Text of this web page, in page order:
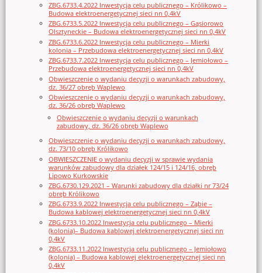
ZBG.6733.4.2022 Inwestycja celu publicznego – Królikowo –
Budowa elektroenergetycznej sieci nn 0,4kV
ZBG.6733.5.2022 Inwestycja celu publicznego – Gąsiorowo
Olsztyneckie – Budowa elektroenergetycznej sieci nn 0,4kV
ZBG.6733.6.2022 Inwestycja celu publicznego – Mierki
kolonia – Przebudowa elektroenergetycznej sieci nn 0,4kV
ZBG.6733.7.2022 Inwestycja celu publicznego – Jemiołowo –
Przebudowa elektroenergetycznej sieci nn 0,4kV
Obwieszczenie o wydaniu decyzji o warunkach zabudowy,
dz. 36/27 obręb Waplewo
Obwieszczenie o wydaniu decyzji o warunkach zabudowy,
dz. 36/26 obręb Waplewo
Obwieszczenie o wydaniu decyzji o warunkach
zabudowy, dz. 36/26 obręb Waplewo
Obwieszczenie o wydaniu decyzji o warunkach zabudowy,
dz. 73/10 obręb Królikowo
OBWIESZCZENIE o wydaniu decyzji w sprawie wydania
warunków zabudowy dla działek 124/15 i 124/16, obręb
Lipowo Kurkowskie
ZBG.6730.129.2021 – Warunki zabudowy dla działki nr 73/24
obręb Królikowo
ZBG.6733.9.2022 Inwestycja celu publicznego – Ząbie –
Budowa kablowej elektroenergetycznej sieci nn 0,4kV
ZBG.6733.10.2022 Inwestycja celu publicznego – Mierki
(kolonia)– Budowa kablowej elektroenergetycznej sieci nn
0,4kV
ZBG.6733.11.2022 Inwestycja celu publicznego – Jemiołowo
(kolonia) – Budowa kablowej elektroenergetycznej sieci nn
0,4kV